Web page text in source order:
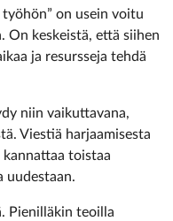
työhön” on usein voitu
On keskeistä, että siihen
ja resursseja tehdä
niin vaikuttavana,
Viestiä harjaamisesta
toistaa
uudestaan.
Pienilläkin teoilla